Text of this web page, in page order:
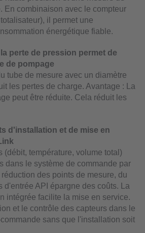
En combinaison avec le compteur
il permet une
énergétique fiable.
perte de pression permet de
de pompage
tube de mesure avec un diamètre
les pertes de charge. Avantage : La
peut être réduite. Cela réduit les
d'installation et de mise en
(débit, température, volume total)
dans le système de commande par
des points de mesure, du
d'entrée API épargne des coûts. La
intégrée facilite la mise en service.
et le contrôle des capteurs dans le
sans que l'installation soit